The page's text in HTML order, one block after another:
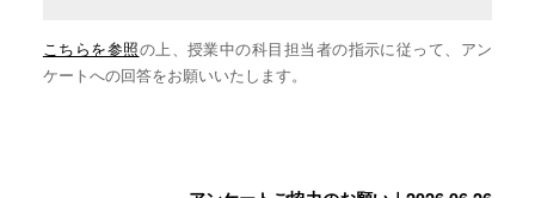
こちらを参照の上、授業中の科目担当者の指示に従って、アン
ケートへの回答をお願いいたします。